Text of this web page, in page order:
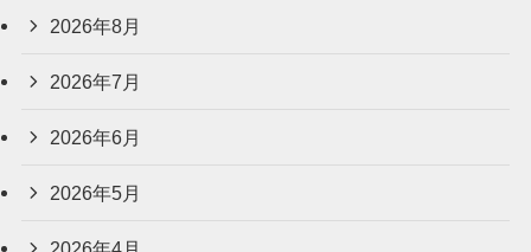
2026年8月
2026年7月
2026年6月
2026年5月